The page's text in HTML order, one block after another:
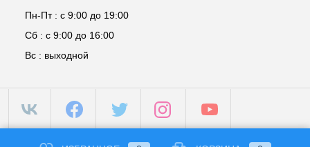
Пн-Пт : с 9:00 до 19:00
Сб : с 9:00 до 16:00
Вс : выходной